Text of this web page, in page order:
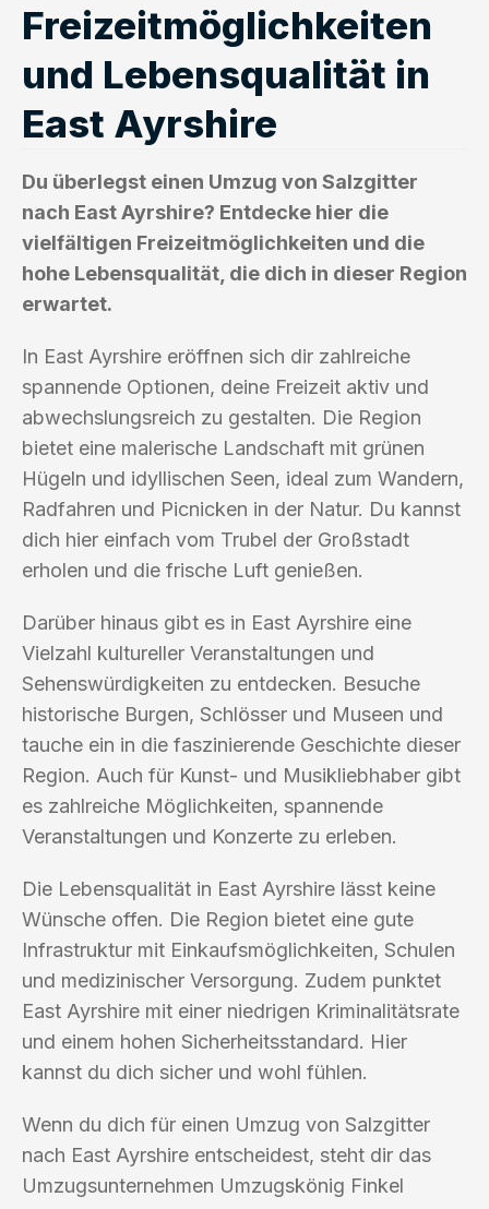
Freizeitmöglichkeiten
und Lebensqualität in
East Ayrshire
Du überlegst einen Umzug von Salzgitter
nach East Ayrshire? Entdecke hier die
vielfältigen Freizeitmöglichkeiten und die
hohe Lebensqualität, die dich in dieser Region
erwartet.
In East Ayrshire eröffnen sich dir zahlreiche
spannende Optionen, deine Freizeit aktiv und
abwechslungsreich zu gestalten. Die Region
bietet eine malerische Landschaft mit grünen
Hügeln und idyllischen Seen, ideal zum Wandern,
Radfahren und Picnicken in der Natur. Du kannst
dich hier einfach vom Trubel der Großstadt
erholen und die frische Luft genießen.
Darüber hinaus gibt es in East Ayrshire eine
Vielzahl kultureller Veranstaltungen und
Sehenswürdigkeiten zu entdecken. Besuche
historische Burgen, Schlösser und Museen und
tauche ein in die faszinierende Geschichte dieser
Region. Auch für Kunst- und Musikliebhaber gibt
es zahlreiche Möglichkeiten, spannende
Veranstaltungen und Konzerte zu erleben.
Die Lebensqualität in East Ayrshire lässt keine
Wünsche offen. Die Region bietet eine gute
Infrastruktur mit Einkaufsmöglichkeiten, Schulen
und medizinischer Versorgung. Zudem punktet
East Ayrshire mit einer niedrigen Kriminalitätsrate
und einem hohen Sicherheitsstandard. Hier
kannst du dich sicher und wohl fühlen.
Wenn du dich für einen Umzug von Salzgitter
nach East Ayrshire entscheidest, steht dir das
Umzugsunternehmen Umzugskönig Finkel